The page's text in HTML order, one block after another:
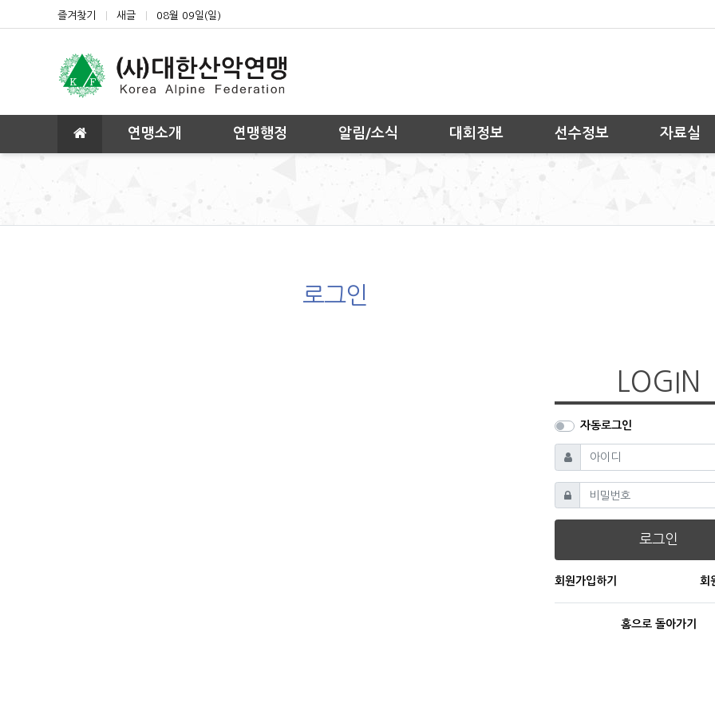
상단 네비
즐겨찾기 새글 08월 09일(일)
메인 메뉴 연맹소개 연맹행정 알림/소식 대회정보 선수정보 자료실
로그인
LOGIN
자동로그인
아이디 필수
비밀번호필수
로그인
회원가입하기 회
홈으로 돌아가기